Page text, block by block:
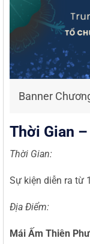
Banner
Thời Gian
Thời Gian:
Sự kiện diễn ra từ
Địa Điểm:
Mái Ấm Thiên